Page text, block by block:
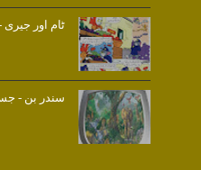
ٹام اور
سندر بن -